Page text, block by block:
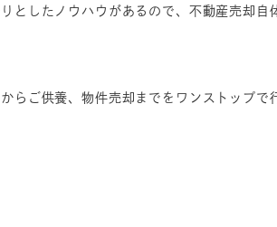
としたノウハウがあるので、不動産売却自
ご供養、物件売却までをワンストップで